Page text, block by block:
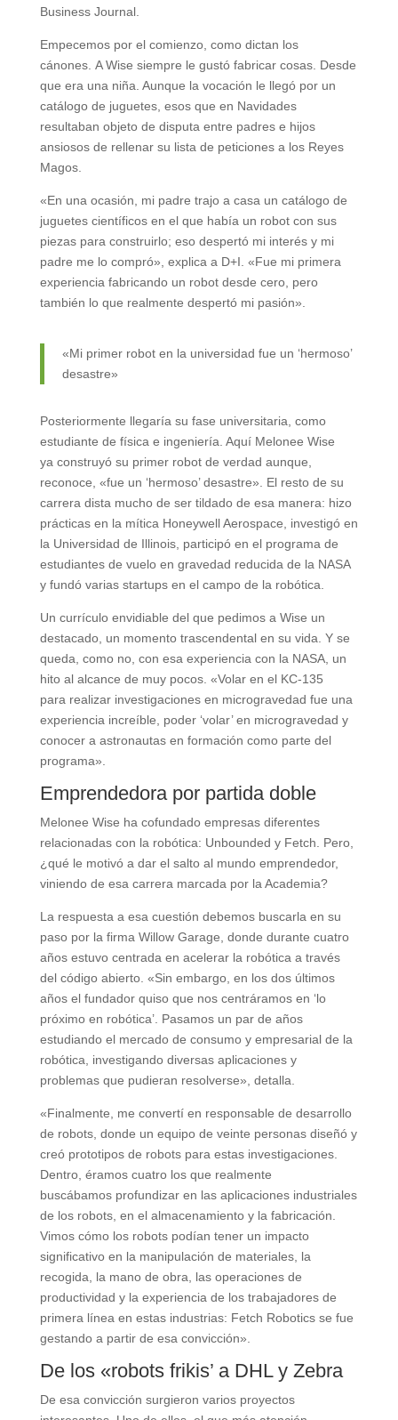
Business Journal.
Empecemos por el comienzo, como dictan los
cánones. A Wise siempre le gustó fabricar cosas. Desde
que era una niña. Aunque la vocación le llegó por un
catálogo de juguetes, esos que en Navidades
resultaban objeto de disputa entre padres e hijos
ansiosos de rellenar su lista de peticiones a los Reyes
Magos.
«En una ocasión, mi padre trajo a casa un catálogo de
juguetes científicos en el que había un robot con sus
piezas para construirlo; eso despertó mi interés y mi
padre me lo compró», explica a D+I. «Fue mi primera
experiencia fabricando un robot desde cero, pero
también lo que realmente despertó mi pasión».
«Mi primer robot en la universidad fue un ‘hermoso’
desastre»
Posteriormente llegaría su fase universitaria, como
estudiante de física e ingeniería. Aquí Melonee Wise
ya construyó su primer robot de verdad aunque,
reconoce, «fue un ‘hermoso’ desastre». El resto de su
carrera dista mucho de ser tildado de esa manera: hizo
prácticas en la mítica Honeywell Aerospace, investigó en
la Universidad de Illinois, participó en el programa de
estudiantes de vuelo en gravedad reducida de la NASA
y fundó varias startups en el campo de la robótica.
Un currículo envidiable del que pedimos a Wise un
destacado, un momento trascendental en su vida. Y se
queda, como no, con esa experiencia con la NASA, un
hito al alcance de muy pocos. «Volar en el KC-135
para realizar investigaciones en microgravedad fue una
experiencia increíble, poder ‘volar’ en microgravedad y
conocer a astronautas en formación como parte del
programa».
Emprendedora por partida doble
Melonee Wise ha cofundado empresas diferentes
relacionadas con la robótica: Unbounded y Fetch. Pero,
¿qué le motivó a dar el salto al mundo emprendedor,
viniendo de esa carrera marcada por la Academia?
La respuesta a esa cuestión debemos buscarla en su
paso por la firma Willow Garage, donde durante cuatro
años estuvo centrada en acelerar la robótica a través
del código abierto. «Sin embargo, en los dos últimos
años el fundador quiso que nos centráramos en ‘lo
próximo en robótica’. Pasamos un par de años
estudiando el mercado de consumo y empresarial de la
robótica, investigando diversas aplicaciones y
problemas que pudieran resolverse», detalla.
«Finalmente, me convertí en responsable de desarrollo
de robots, donde un equipo de veinte personas diseñó y
creó prototipos de robots para estas investigaciones.
Dentro, éramos cuatro los que realmente
buscábamos profundizar en las aplicaciones industriales
de los robots, en el almacenamiento y la fabricación.
Vimos cómo los robots podían tener un impacto
significativo en la manipulación de materiales, la
recogida, la mano de obra, las operaciones de
productividad y la experiencia de los trabajadores de
primera línea en estas industrias: Fetch Robotics se fue
gestando a partir de esa convicción».
De los «robots frikis’ a DHL y Zebra
De esa convicción surgieron varios proyectos